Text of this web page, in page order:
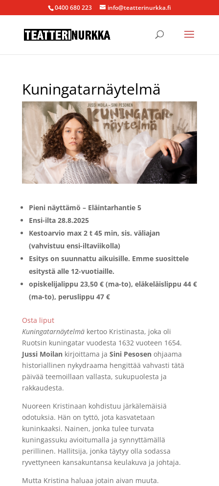
0400 680 223 info@teatterinurkka.fi
Kuningatarnäytelmä
Pieni näyttämö – Eläintarhantie 5
Ensi-ilta 28.8.2025
Kestoarvio max 2 t 45 min, sis. väliajan
(vahvistuu ensi-iltaviikolla)
Esitys on suunnattu aikuisille. Emme suosittele
esitystä alle 12-vuotiaille.
opiskelijalippu 23,50 € (ma-to), eläkeläislippu 44 €
(ma-to), peruslippu 47 €
Osta liput
Kuningatarnäytelmäkertoo Kristinasta, joka oli
Ruotsin kuningatar vuodesta 1632 vuoteen 1654.
Jussi Moilankirjoittama ja Sini Pesosenohjaama
historiallinen nykydraama hengittää vahvasti tätä
päivää teemoillaan vallasta, sukupuolesta ja
rakkaudesta.
Nuoreen Kristinaan kohdistuu järkälemäisiä
odotuksia. Hän on tyttö, jota kasvatetaan
kuninkaaksi. Nainen, jonka tulee turvata
kuningassuku avioitumalla ja synnyttämällä
perillinen. Hallitsija, jonka täytyy olla sodassa
ryvettyneen kansakuntansa keulakuva ja johtaja.
Mutta Kristina haluaa jotain aivan muuta.